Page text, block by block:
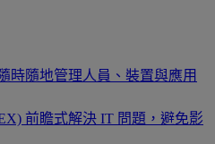
時隨地管理人員、裝置與應用
前瞻式解決 IT 問題，避免影